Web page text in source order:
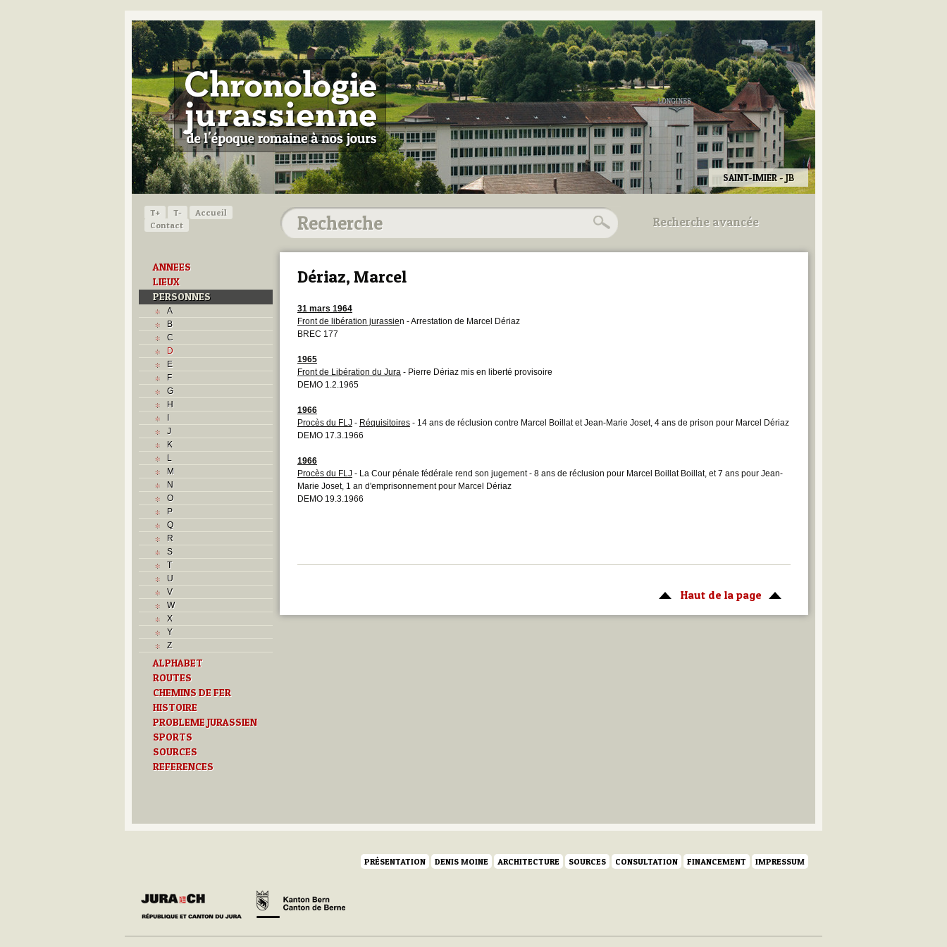
SAINT-IMIER - JB
T+ T-
Accueil
Contact
ANNEES
LIEUX
PERSONNES
A
B
C
D
E
F
G
H
I
J
K
L
M
N
O
P
Q
R
S
T
U
V
W
X
Y
Z
ALPHABET
ROUTES
CHEMINS DE FER
HISTOIRE
PROBLEME JURASSIEN
SPORTS
SOURCES
REFERENCES
Recherche avancée
Utilisez les champs ci-dessous
Dériaz, Marcel
31 mars 1964
Front de libération jurassien - Arrestation de Marcel Dériaz
BREC 177
1965
Front de Libération du Jura - Pierre Dériaz mis en liberté provisoire
DEMO 1.2.1965
1966
Procès du FLJ - Réquisitoires - 14 ans de réclusion contre Marcel Boillat et Jean-Marie Joset, 4 ans de prison pour Marcel Dériaz
DEMO 17.3.1966
1966
Procès du FLJ - La Cour pénale fédérale rend son jugement - 8 ans de réclusion pour Marcel Boillat Boillat, et 7 ans pour Jean-
Marie Joset, 1 an d'emprisonnement pour Marcel Dériaz
DEMO 19.3.1966
Haut de la page
PRÉSENTATION DENIS MOINE ARCHITECTURE SOURCES CONSULTATION FINANCEMENT IMPRESSUM